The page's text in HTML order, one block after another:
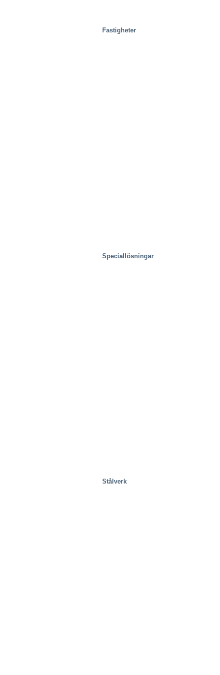
Fastigheter
Speciallösningar
Stålverk